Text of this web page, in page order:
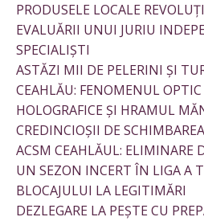
PRODUSELE LOCALE
EVALUĂRII UNUI JURIU
SPECIALIȘTI
ASTĂZI MII DE PELERINI ȘI
CEAHLĂU: FENOMENUL
HOLOGRAFICE ȘI HRAMUL
CREDINCIOȘII DE
ACSM CEAHLĂUL: ELIMINARE
UN SEZON INCERT ÎN LIGA A
BLOCAJULUI LA LEGITIMĂRI
DEZLEGARE LA PEȘTE CU